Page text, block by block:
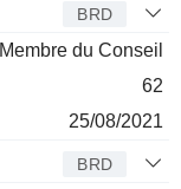
BRD
du Conseil
62
25/08/2021
BRD